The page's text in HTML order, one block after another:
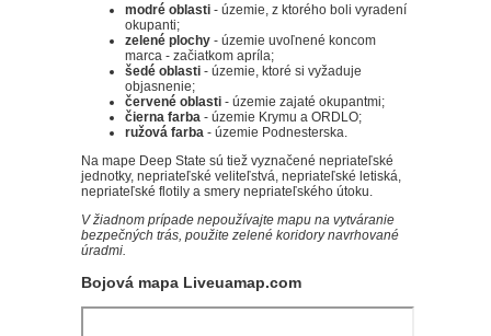
modré oblasti - územie, z ktorého boli vyradení
okupanti;
zelené plochy - územie uvoľnené koncom
marca - začiatkom apríla;
šedé oblasti - územie, ktoré si vyžaduje
objasnenie;
červené oblasti - územie zajaté okupantmi;
čierna farba - územie Krymu a ORDLO;
ružová farba - územie Podnesterska.
Na mape Deep State sú tiež vyznačené nepriateľské
jednotky, nepriateľské veliteľstvá, nepriateľské letiská,
nepriateľské flotily a smery nepriateľského útoku.
V žiadnom prípade nepoužívajte mapu na vytváranie
bezpečných trás, použite zelené koridory navrhované
úradmi.
Bojová mapa Liveuamap.com